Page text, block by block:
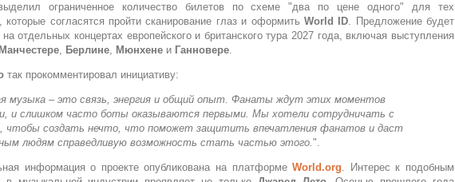
ограниченное количество билетов по схеме "два по цене одного" для тех
которые согласятся пройти сканирование глаз и оформить World ID. Предложение будет
на отдельных концертах европейского и британского тура 2027 года, включая выступления
Манчестере, Берлине, Мюнхене и Ганновере.
так прокомментировал инициативу:
музыка – это связь, энергия и общий опыт. Фанаты ждут этих моментов
и слишком часто боты оказываются первыми. Мы хотели сотрудничать с
, чтобы создать нечто, что поможет защитить впечатления фанатов и даст
людям справедливую возможность стать частью этого.".
информация о проекте опубликована на платформеWorld.org. Интерес к подобным